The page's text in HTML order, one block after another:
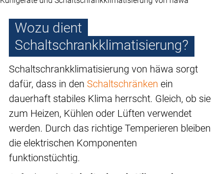
Wozu dient
Schaltschrankklimatisierung?
Schaltschrankklimatisierung von häwa sorgt
dafür, dass in den Schaltschränken ein
dauerhaft stabiles Klima herrscht. Gleich, ob sie
zum Heizen, Kühlen oder Lüften verwendet
werden. Durch das richtige Temperieren bleiben
die elektrischen Komponenten
funktionstüchtig.